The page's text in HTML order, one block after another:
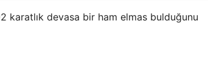
karatlık devasa bir ham elmas bulduğunu